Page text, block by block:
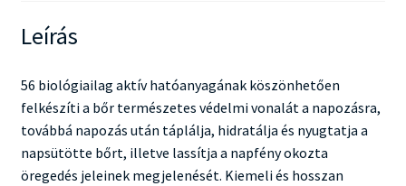
Leírás
56 biológiailag aktív hatóanyagának köszönhetően
felkészíti a bőr természetes védelmi vonalát a napozásra,
továbbá napozás után táplálja, hidratálja és nyugtatja a
napsütötte bőrt, illetve lassítja a napfény okozta
öregedés jeleinek megjelenését. Kiemeli és hosszan